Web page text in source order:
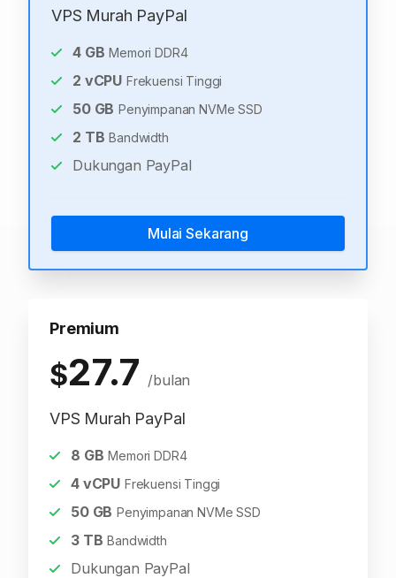
VPS Murah PayPal
4GB Memori DDR4
2 vCPU Frekuensi Tinggi
50GB Penyimpanan NVMe SSD
2 TB Bandwidth
Dukungan PayPal
Mulai Sekarang
Premium
$27.7 /bulan
VPS Murah PayPal
8 GB Memori DDR4
4vCPU Frekuensi Tinggi
50GB Penyimpanan NVMe SSD
3TB Bandwidth
Dukungan PayPal